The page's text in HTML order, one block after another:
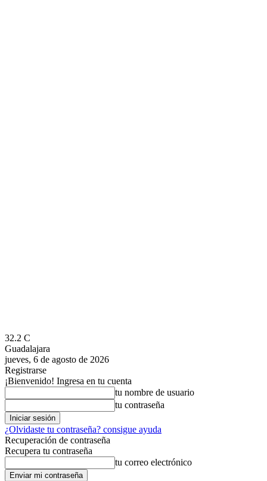
32.2 C
Guadalajara
jueves, 6 de agosto de 2026
Registrarse
¡Bienvenido! Ingresa en tu cuenta
tu nombre de usuario
tu contraseña
¿Olvidaste tu contraseña? consigue ayuda
Recuperación de contraseña
Recupera tu contraseña
tu correo electrónico